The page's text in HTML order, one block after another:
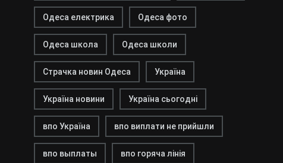
Одеса електрика Одеса фото
Одеса школа Одеса школи
Страчка новин Одеса Україна
Україна новини Україна сьогодні
впо Україна впо виплати не прийшли
впо выплаты впо горяча лінія